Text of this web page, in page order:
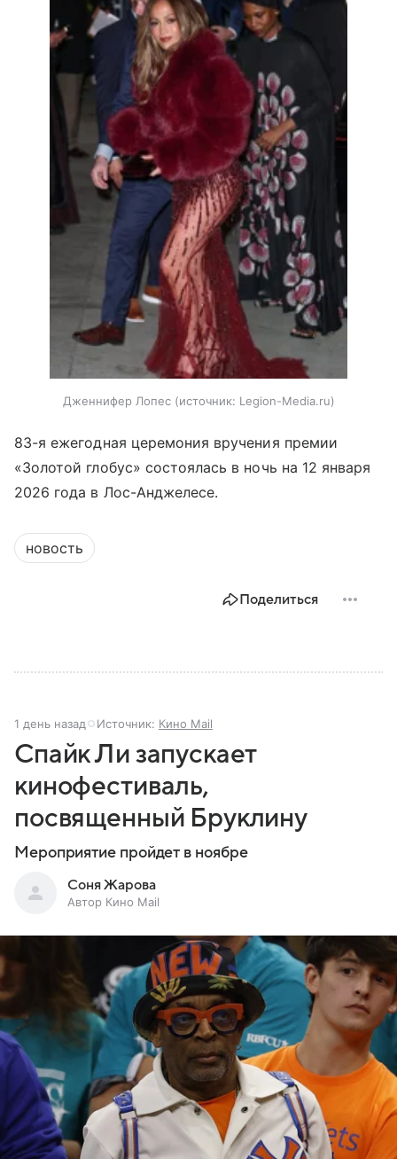
Дженнифер Лопес источник: Legion-Media.ru
83-я ежегодная церемония вручения премии
«Золотой глобус» состоялась в ночь на 12 января
2026 года в Лос-Анджелесе.
новость
Поделиться
1 день назад Источник: Кино Mail
Спайк Ли запускает
кинофестиваль,
посвященный Бруклину
Мероприятие пройдет в ноябре
Соня Жарова
Автор Кино Mail